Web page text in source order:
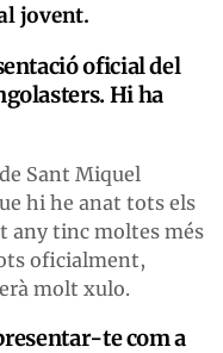
jovent.
oficial del
Hi ha
Sant Miquel
hi he anat tots els
any tinc moltes més
oficialment,
molt xulo.
te com a